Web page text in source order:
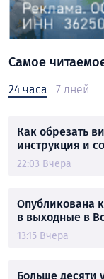
Самое
24 часа 7 дней
Как обрезать
инструкция и
22:03 Вчера
Опубликована
в выходные в
13:15 Вчера
Больше десяти